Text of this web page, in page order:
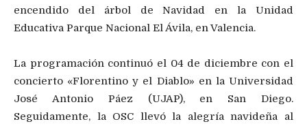
encendido del árbol de Navidad en la Unidad
Educativa Parque Nacional El Ávila, en Valencia.
La programación continuó el 04 de diciembre con el
concierto «Florentino y el Diablo» en la Universidad
José Antonio Páez (UJAP), en San Diego.
Seguidamente, la OSC llevó la alegría navideña al